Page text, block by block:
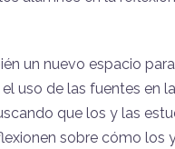
un nuevo espacio para
uso de las fuentes en
que los y las
sobre cómo los